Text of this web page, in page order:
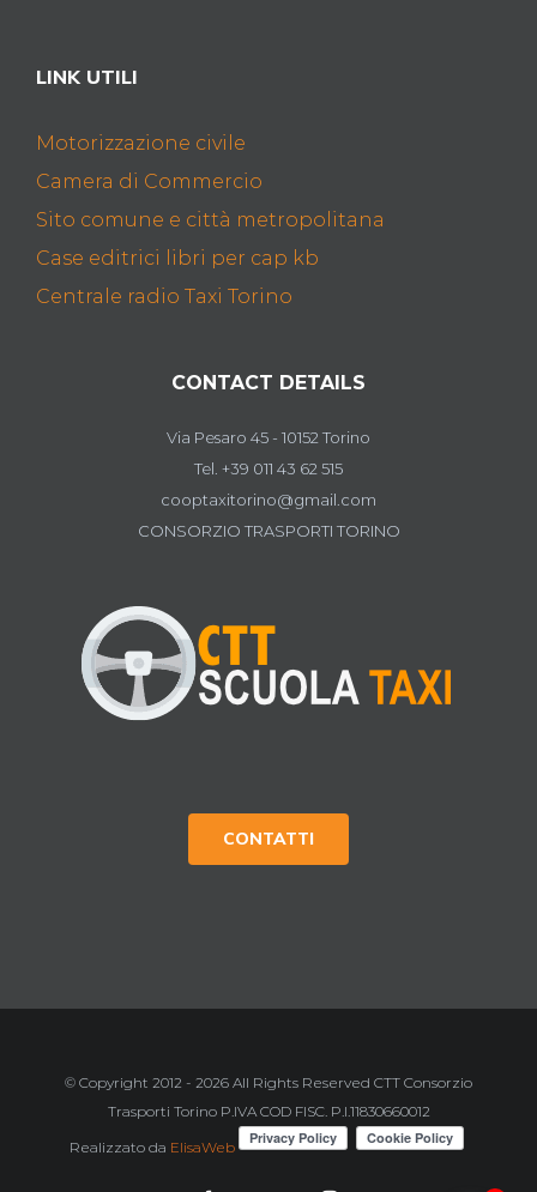
LINK UTILI
Motorizzazione civile
Camera di Commercio
Sito comune e città metropolitana
Case editrici libri per cap kb
Centrale radio Taxi Torino
CONTACT DETAILS
Via Pesaro 45 - 10152 Torino
Tel. +39 011 43 62 515
cooptaxitorino@gmail.com
CONSORZIO TRASPORTI TORINO
CONTATTI
© Copyright 2012 - 2026 All Rights Reserved CTT Consorzio
Trasporti Torino P.IVA COD FISC. P.I.11830660012
Realizzato da ElisaWeb